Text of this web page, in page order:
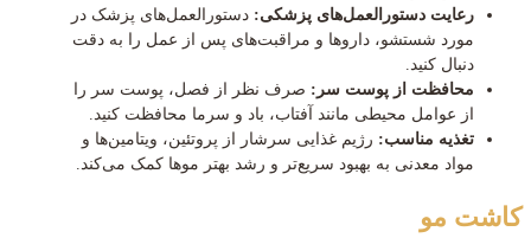
رعایت دستورالعمل‌های پزشکی: دستورالعمل‌های پزشک در
مورد شستشو، داروها و مراقبت‌های پس از عمل را به دقت
دنبال کنید.
محافظت از پوست سر: صرف نظر از فصل، پوست سر را
از عوامل محیطی مانند آفتاب، باد و سرما محافظت کنید.
تغذیه مناسب: رژیم غذایی سرشار از پروتئین، ویتامین‌ها و
مواد معدنی به بهبود سریع‌تر و رشد بهتر موها کمک می‌کند.
کاشت مو